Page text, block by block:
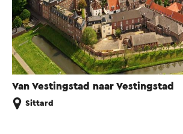
Van Vestingstad naar Vestingstad
Sittard